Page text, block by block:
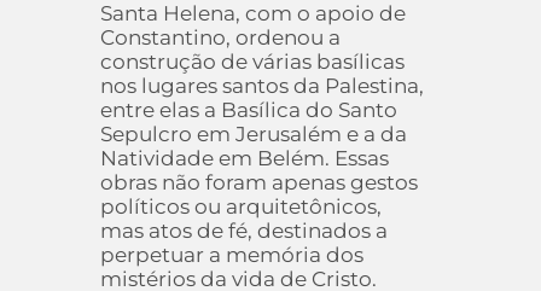
Santa Helena, com o apoio de
Constantino, ordenou a
construção de várias basílicas
nos lugares santos da Palestina,
entre elas a Basílica do Santo
Sepulcro em Jerusalém e a da
Natividade em Belém. Essas
obras não foram apenas gestos
políticos ou arquitetônicos,
mas atos de fé, destinados a
perpetuar a memória dos
mistérios da vida de Cristo.